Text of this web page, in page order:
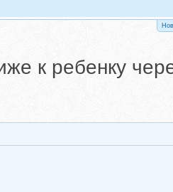
к ребенку